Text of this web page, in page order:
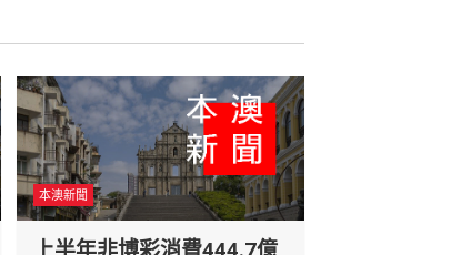
本澳新聞